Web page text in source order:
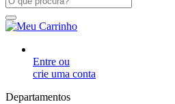
Entre ou
crie uma conta
Departamentos